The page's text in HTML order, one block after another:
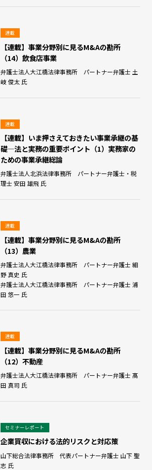
連載
【連載】事業分野別に見るM&Aの勘所
（14）飲食店事業
弁護士法人大江橋法律事務所 パートナー弁護士 土
岐 俊太 氏
連載
【連載】いま押さえておきたい事業承継の基
礎―法と実務の重要ポイント（1）実務家の
ための事業承継総論
弁護士法人北浜法律事務所 パートナー弁護士・税
理士 安田 雄飛 氏
連載
【連載】事業分野別に見るM&Aの勘所
（13）農業
弁護士法人大江橋法律事務所 パートナー弁護士 細
野 真史 氏
弁護士法人大江橋法律事務所 パートナー弁護士 浦
田 悠一 氏
連載
【連載】事業分野別に見るM&Aの勘所
（12）不動産
弁護士法人大江橋法律事務所 パートナー弁護士 髙
田 真司 氏
セミナーレポート
企業買収における法的リスクと対応策
山下総合法律事務所 代表パートナー弁護士 山下 聖
志 氏